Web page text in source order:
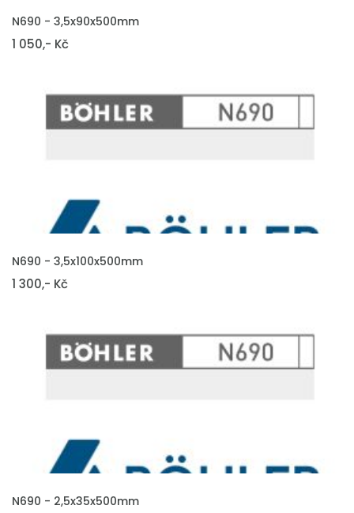
VLOŽIT DO KOŠÍKU
N690 - 3,5x90x500mm
1 050,- Kč
VLOŽIT DO KOŠÍKU
N690 - 3,5x100x500mm
1 300,- Kč
VLOŽIT DO KOŠÍKU
N690 - 2,5x35x500mm